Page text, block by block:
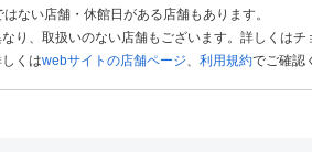
ない店舗・休館日がある店舗もあります。
り、取扱いのない店舗もございます。詳しくは
くはwebサイトの店舗ページ 利用規約でご確認